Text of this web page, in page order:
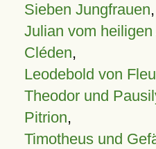
Sieben Jungfrauen,
Julian vom
Cléden,
Leodebold von
Theodor und
Pitrion,
Timotheus und